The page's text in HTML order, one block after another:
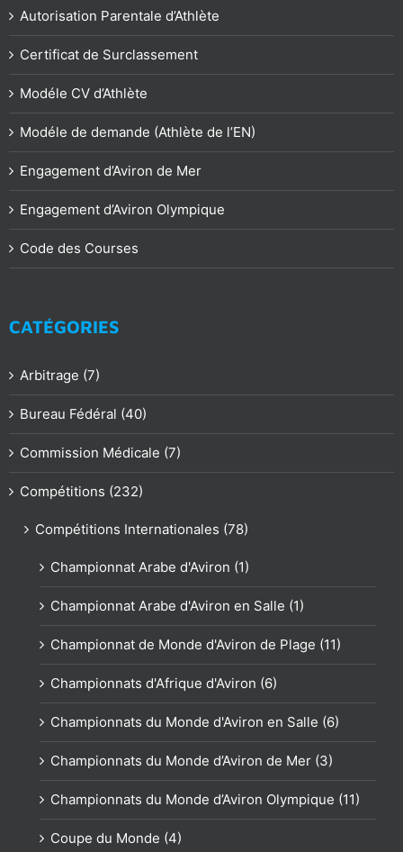
Autorisation Parentale d’Athlète
Certificat de Surclassement
Modéle CV d’Athlète
Modéle de demande (Athlète de l’EN)
Engagement d’Aviron de Mer
Engagement d’Aviron Olympique
Code des Courses
CATÉGORIES
Arbitrage (7)
Bureau Fédéral (40)
Commission Médicale (7)
Compétitions (232)
Compétitions Internationales (78)
Championnat Arabe d'Aviron (1)
Championnat Arabe d'Aviron en Salle (1)
Championnat de Monde d'Aviron de Plage (11)
Championnats d'Afrique d'Aviron (6)
Championnats du Monde d'Aviron en Salle (6)
Championnats du Monde d’Aviron de Mer (3)
Championnats du Monde d’Aviron Olympique (11)
Coupe du Monde (4)